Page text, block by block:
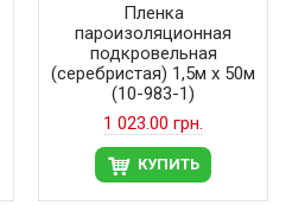
Пленка
пароизоляционная
подкровельная
(серебристая) 1,5м х 50м
(10-983-1)
1 023.00 грн.
КУПИТЬ